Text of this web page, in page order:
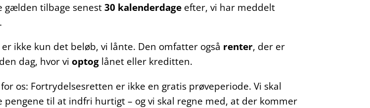
gælden tilbage senest30 kalenderdageefter, vi har meddelt
er ikke kun det beløb, vi lånte. Den omfatter også renter, der er
dag, hvor vi optoglånet eller kreditten.
os: Fortrydelsesretten er ikke en gratis prøveperiode. Vi skal
pengene til at indfri hurtigt – og vi skal regne med, at der kommer